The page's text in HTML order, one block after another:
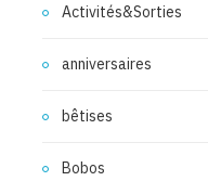
Activités&Sorties
anniversaires
bêtises
Bobos